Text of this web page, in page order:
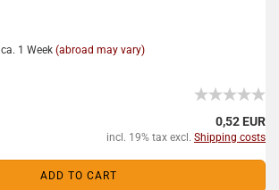
ca. 1 Week (abroad may vary)
0,52 EUR
incl. 19% tax excl. Shipping costs
ADD TO CART